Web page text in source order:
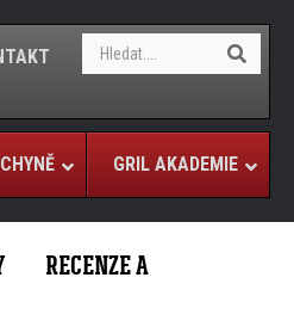
r
c
h
e
c
GRIL AKADEMIE
RECENZE A